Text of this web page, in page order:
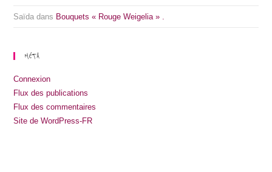
Saïda dans Bouquets « Rouge Weigelia » .
MÉTA
Connexion
Flux des publications
Flux des commentaires
Site de WordPress-FR